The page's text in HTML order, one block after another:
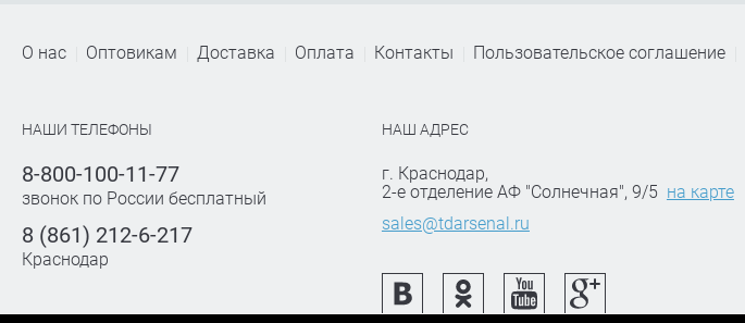
О нас Оптовикам Доставка Оплата Контакты Пользовательское соглашение
НАШИ ТЕЛЕФОНЫ
8-800-100-11-77
звонок по России бесплатный
8 (861) 212-6-217
Краснодар
НАШ АДРЕС
г. Краснодар,
2-е отделение АФ "Солнечная", 9/5 на карте
sales@tdarsenal.ru